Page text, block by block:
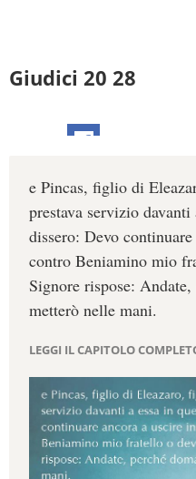
Giudici 20 28
e Pincas, figlio di
prestava servizio
dissero: Devo
contro Beniamino mio
Signore rispose:
metterò nelle mani.
LEGGI IL CAPITOLO